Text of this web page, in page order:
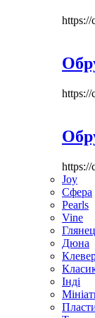
https://
https://
https://
Joy
Сфера
Pearls
Vine
Дюна
Інді